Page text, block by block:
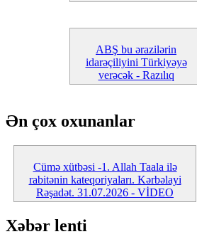
ABŞ bu ərazilərin
idarəçiliyini Türkiyəyə
verəcək - Razılıq
Ən çox oxunanlar
Cümə xütbəsi -1. Allah Taala ilə
rabitənin kateqoriyaları. Kərbəlayi
Rəşadət. 31.07.2026 - VİDEO
Xəbər lenti